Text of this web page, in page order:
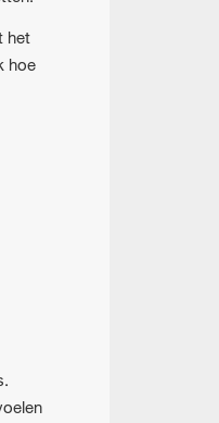
het
hoe